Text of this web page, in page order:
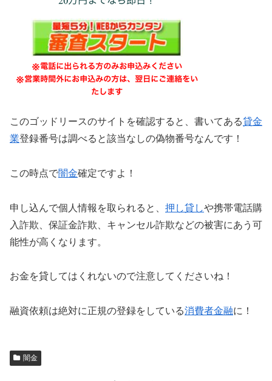
このゴッドリースのサイトを確認すると、書いてある貸金
業登録番号は調べると該当なしの偽物番号なんです！
この時点で闇金確定ですよ！
申し込んで個人情報を取られると、 押し貸しや携帯電話購
入詐欺、保証金詐欺、キャンセル詐欺などの被害にあう可
能性が高くなります。
お金を貸してはくれないので注意してくださいね！
融資依頼は絶対に正規の登録をしている消費者金融に！
闇金